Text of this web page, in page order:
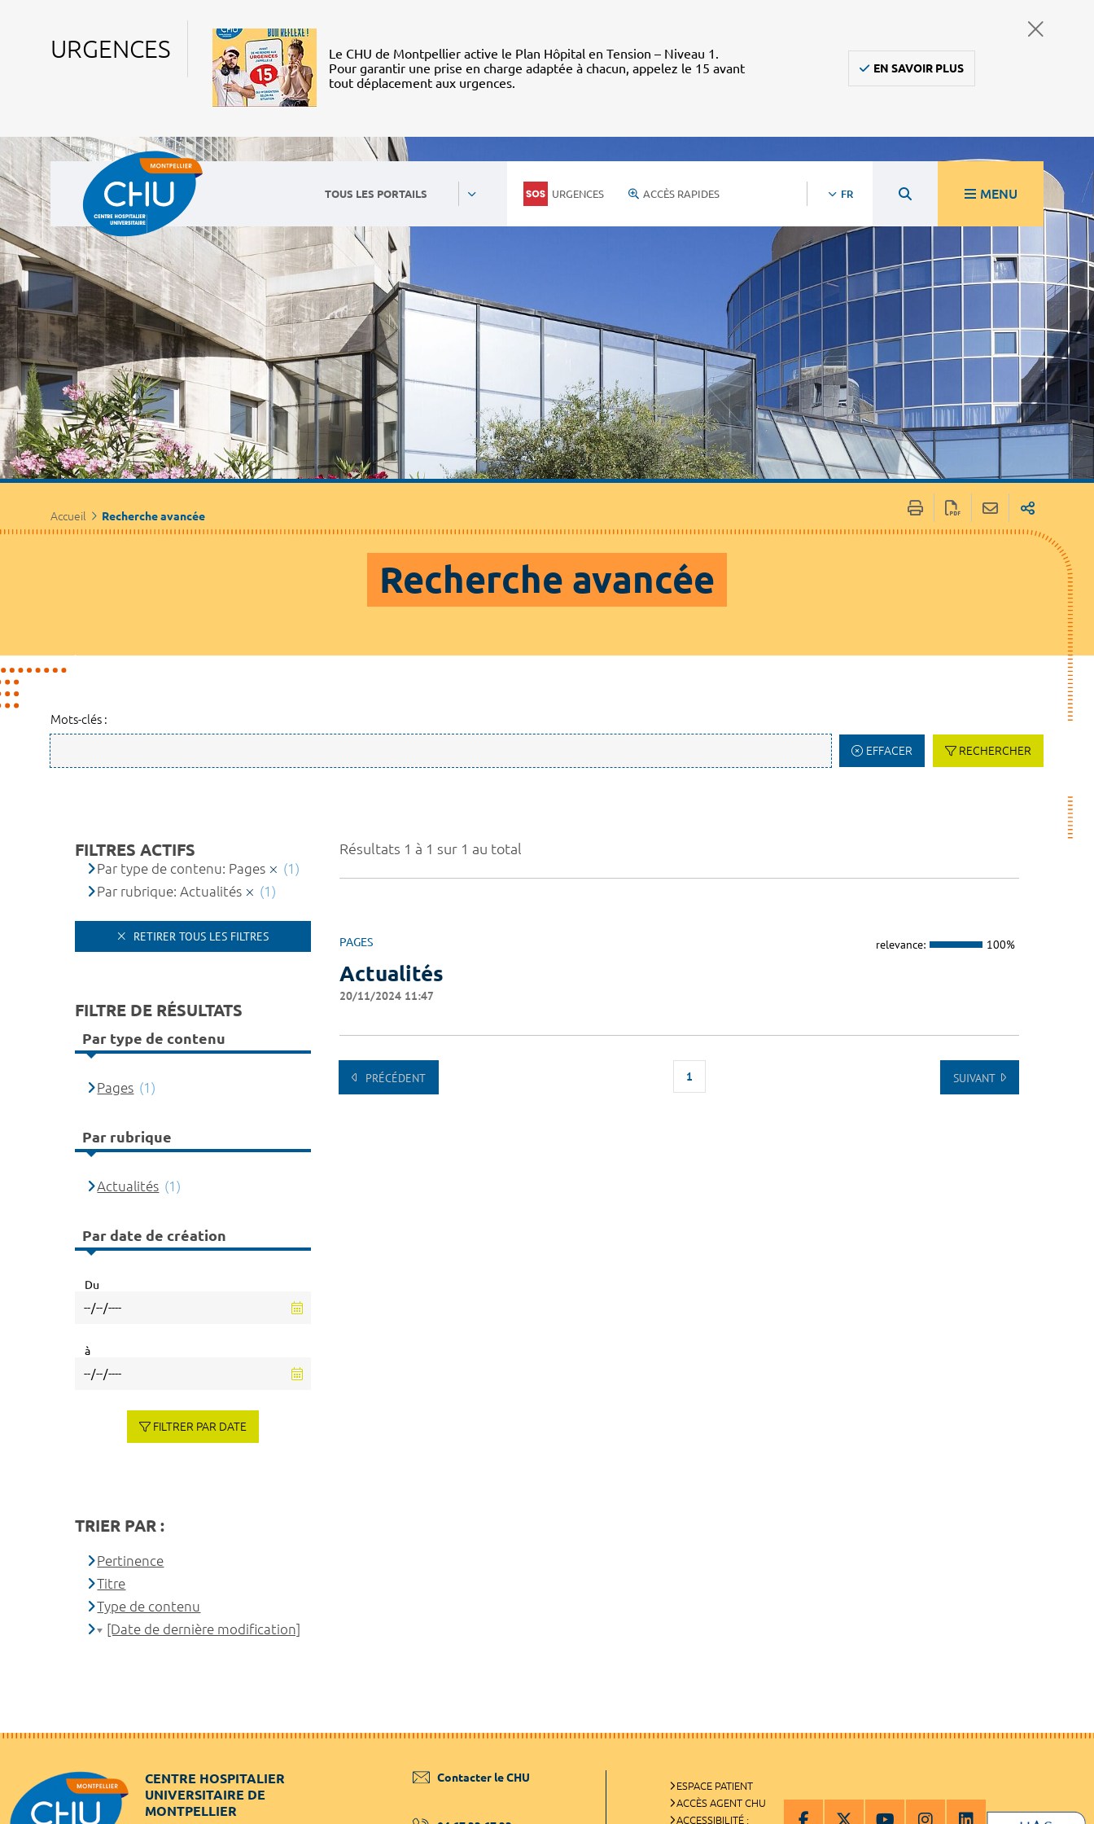
URGENCES
Le CHU de Montpellier active le Plan Hôpital en Tension – Niveau 1.
Pour garantir une prise en charge adaptée à chacun, appelez le 15 avant
tout déplacement aux urgences.
EN SAVOIR PLUS
TOUS LES PORTAILS URGENCES ACCÈS RAPIDES FR MENU
Accueil Recherche avancée
Recherche avancée
Mots-clés :
EFFACER RECHERCHER
Résultats 1 à 1 sur 1 au total
PAGES relevance: 100%
Actualités
20/11/2024 11:47
PRÉCÉDENT 1 SUIVANT
FILTRES ACTIFS
Par type de contenu: Pages
(1)
Par rubrique: Actualités
(1)
RETIRER TOUS LES FILTRES
FILTRE DE RÉSULTATS
Par type de contenu
Pages (1)
Par rubrique
Actualités (1)
Par date de création
Du
à
FILTRER PAR DATE
TRIER PAR :
Pertinence
Titre
Type de contenu
[Date de dernière modification]
CENTRE HOSPITALIER
UNIVERSITAIRE DE
MONTPELLIER
Contacter le CHU
ESPACE PATIENT
ACCÈS AGENT CHU
ACCESSIBILITÉ :